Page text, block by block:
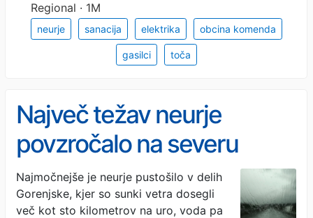
Regional · 1M
neurje sanacija elektrika obcina komenda
gasilci toča
Največ težav neurje
povzročalo na severu
države, najhuje v Komendi
in Cerkljah
Najmočnejše je neurje pustošilo v delih
Gorenjske, kjer so sunki vetra dosegli
več kot sto kilometrov na uro, voda pa